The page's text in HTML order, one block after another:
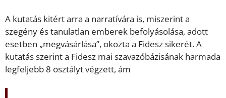
A kutatás kitért arra a narratívára is, miszerint a
szegény és tanulatlan emberek befolyásolása, adott
esetben „megvásárlása”, okozta a Fidesz sikerét. A
kutatás szerint a Fidesz mai szavazóbázisának harmada
legfeljebb 8 osztályt végzett, ám